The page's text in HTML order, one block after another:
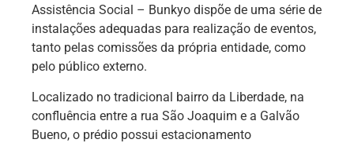
Assistência Social – Bunkyo dispõe de uma série de
instalações adequadas para realização de eventos,
tanto pelas comissões da própria entidade, como
pelo público externo.
Localizado no tradicional bairro da Liberdade, na
confluência entre a rua São Joaquim e a Galvão
Bueno, o prédio possui estacionamento